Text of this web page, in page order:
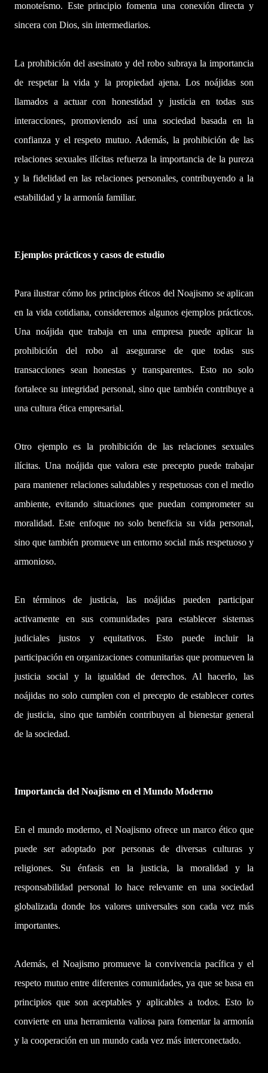
monoteísmo. Este principio fomenta una conexión directa y
sincera con Dios, sin intermediarios.
La prohibición del asesinato y del robo subraya la importancia
de respetar la vida y la propiedad ajena. Los noájidas son
llamados a actuar con honestidad y justicia en todas sus
interacciones, promoviendo así una sociedad basada en la
confianza y el respeto mutuo. Además, la prohibición de las
relaciones sexuales ilícitas refuerza la importancia de la pureza
y la fidelidad en las relaciones personales, contribuyendo a la
estabilidad y la armonía familiar.
Ejemplos prácticos y casos de estudio
Para ilustrar cómo los principios éticos del Noajismo se aplican
en la vida cotidiana, consideremos algunos ejemplos prácticos.
Una noájida que trabaja en una empresa puede aplicar la
prohibición del robo al asegurarse de que todas sus
transacciones sean honestas y transparentes. Esto no solo
fortalece su integridad personal, sino que también contribuye a
una cultura ética empresarial.
Otro ejemplo es la prohibición de las relaciones sexuales
ilícitas. Una noájida que valora este precepto puede trabajar
para mantener relaciones saludables y respetuosas con el medio
ambiente, evitando situaciones que puedan comprometer su
moralidad. Este enfoque no solo beneficia su vida personal,
sino que también promueve un entorno social más respetuoso y
armonioso.
En términos de justicia, las noájidas pueden participar
activamente en sus comunidades para establecer sistemas
judiciales justos y equitativos. Esto puede incluir la
participación en organizaciones comunitarias que promueven la
justicia social y la igualdad de derechos. Al hacerlo, las
noájidas no solo cumplen con el precepto de establecer cortes
de justicia, sino que también contribuyen al bienestar general
de la sociedad.
Importancia del Noajismo en el Mundo Moderno
En el mundo moderno, el Noajismo ofrece un marco ético que
puede ser adoptado por personas de diversas culturas y
religiones. Su énfasis en la justicia, la moralidad y la
responsabilidad personal lo hace relevante en una sociedad
globalizada donde los valores universales son cada vez más
importantes.
Además, el Noajismo promueve la convivencia pacífica y el
respeto mutuo entre diferentes comunidades, ya que se basa en
principios que son aceptables y aplicables a todos. Esto lo
convierte en una herramienta valiosa para fomentar la armonía
y la cooperación en un mundo cada vez más interconectado.